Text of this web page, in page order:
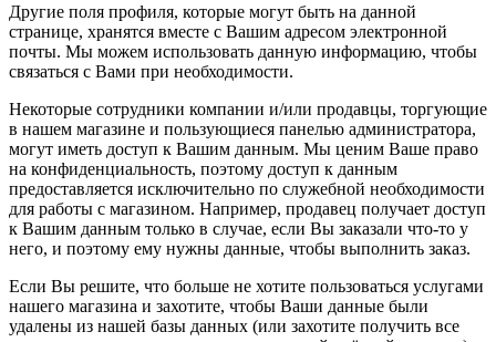
Другие поля профиля, которые могут быть на данной
странице, хранятся вместе с Вашим адресом электронной
почты. Мы можем использовать данную информацию, чтобы
связаться с Вами при необходимости.
Некоторые сотрудники компании и/или продавцы, торгующие
в нашем магазине и пользующиеся панелью администратора,
могут иметь доступ к Вашим данным. Мы ценим Ваше право
на конфиденциальность, поэтому доступ к данным
предоставляется исключительно по служебной необходимости
для работы с магазином. Например, продавец получает доступ
к Вашим данным только в случае, если Вы заказали что-то у
него, и поэтому ему нужны данные, чтобы выполнить заказ.
Если Вы решите, что больше не хотите пользоваться услугами
нашего магазина и захотите, чтобы Ваши данные были
удалены из нашей базы данных (или захотите получить все